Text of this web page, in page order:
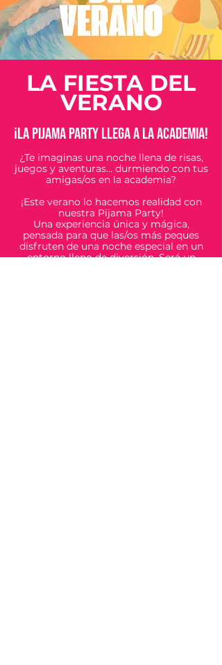
LA FIESTA DEL
VERANO
¡La Pijama Party llega a la academia!
¿Te imaginas una noche llena de risas,
juegos y aventuras… durmiendo con tus
amigas/os en la academia?
¡Este verano lo hacemos realidad con
nuestra Pijama Party!
Una experiencia única y mágica,
pensada para que las/os más peques
disfruten de una noche especial en un
entorno lleno de diversión. Será un